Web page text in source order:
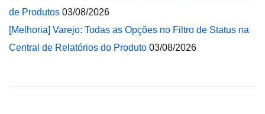
de Produtos 03/08/2026
[Melhoria] Varejo: Todas as Opções no Filtro de Status na
Central de Relatórios do Produto 03/08/2026